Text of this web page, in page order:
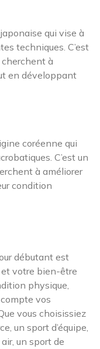
qui vise à
techniques. C’est
à
en développant
coréenne qui
C’est un
à améliorer
condition
débutant est
votre bien-être
physique,
vos
vous choisissiez
un sport d’équipe,
un sport de